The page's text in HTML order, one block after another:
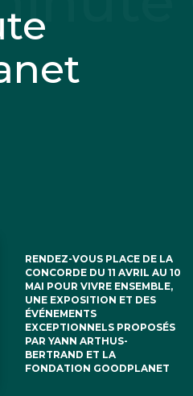
RENDEZ-VOUS PLACE DE LA
CONCORDE DU 11 AVRIL AU 10
MAI POUR VIVRE ENSEMBLE,
UNE EXPOSITION ET DES
ÉVÉNEMENTS
EXCEPTIONNELS PROPOSÉS
PAR YANN ARTHUS-
BERTRAND ET LA
FONDATION GOODPLANET